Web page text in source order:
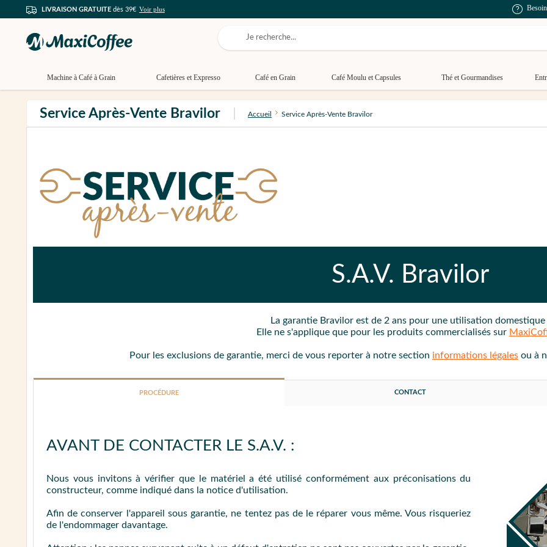
LIVRAISON GRATUITE dès 39€ Voir plus
Machine à Café à Grain Cafetières et Expresso Café en Grain Café Moulu et Capsules Thé et Gourmandises
Service Après-Vente Bravilor Accueil Service Après-Vente Bravilor
S.A.V. Bravilor
La garantie Bravilor est de 2 ans pour une utilisation domestique
Elle ne s'applique que pour les produits commercialisés sur
Pour les exclusions de garantie, merci de vous reporter à notre section informations légales ou à
PROCÉDURE CONTACT
AVANT DE CONTACTER LE S.A.V. :
Nous vous invitons à vérifier que le matériel a été utilisé conformément aux préconisations du
constructeur, comme indiqué dans la notice d'utilisation.
Afin de conserver l'appareil sous garantie, ne tentez pas de le réparer vous même. Vous risqueriez
de l'endommager davantage.